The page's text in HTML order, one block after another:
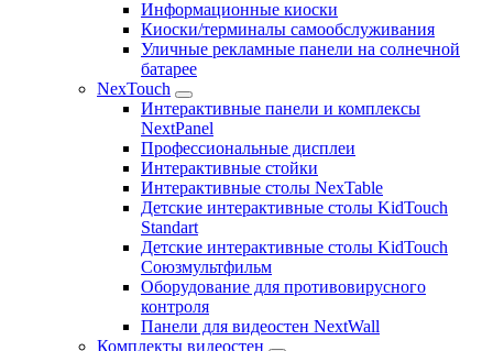
Информационные киоски
Киоски/терминалы самообслуживания
Уличные рекламные панели на солнечной
батарее
NexTouch
Интерактивные панели и комплексы
NextPanel
Профессиональные дисплеи
Интерактивные стойки
Интерактивные столы NexTable
Детские интерактивные столы KidTouch
Standart
Детские интерактивные столы KidTouch
Союзмультфильм
Оборудование для противовирусного
контроля
Панели для видеостен NextWall
Комплекты видеостен